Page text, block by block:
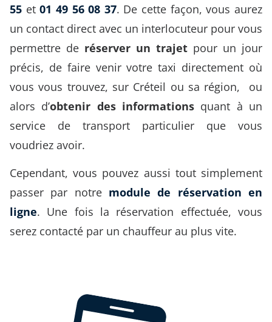
55 et01 49 56 08 37. De cette façon, vous aurez
un contact direct avec un interlocuteur pour vous
permettre de réserver un trajet pour un jour
précis, de faire venir votre taxi directement où
vous vous trouvez, sur Créteil ou sa région, ou
alors d’obtenir des informations quant à un
service de transport particulier que vous
voudriez avoir.
Cependant, vous pouvez aussi tout simplement
passer par notre module de réservation en
ligne. Une fois la réservation effectuée, vous
serez contacté par un chauffeur au plus vite.